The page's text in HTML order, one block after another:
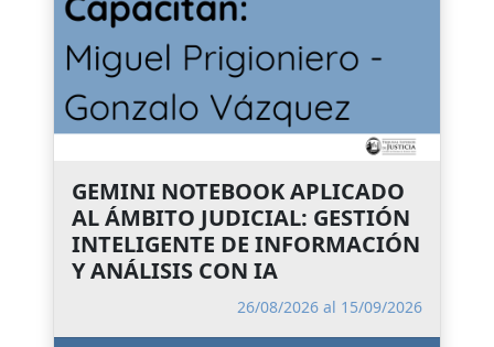
GEMINI NOTEBOOK APLICADO
AL ÁMBITO JUDICIAL: GESTIÓN
INTELIGENTE DE INFORMACIÓN
Y ANÁLISIS CON IA
26/08/2026 al 15/09/2026